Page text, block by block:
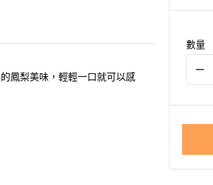
鳳梨美味，輕輕一口就可以感
數量